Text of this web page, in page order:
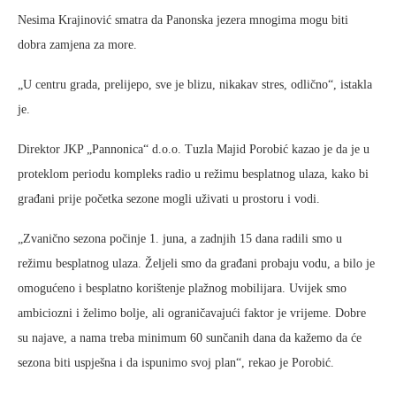
Nesima Krajinović smatra da Panonska jezera mnogima mogu biti
dobra zamjena za more.
„U centru grada, prelijepo, sve je blizu, nikakav stres, odlično“, istakla
je.
Direktor JKP „Pannonica“ d.o.o. Tuzla Majid Porobić kazao je da je u
proteklom periodu kompleks radio u režimu besplatnog ulaza, kako bi
građani prije početka sezone mogli uživati u prostoru i vodi.
„Zvanično sezona počinje 1. juna, a zadnjih 15 dana radili smo u
režimu besplatnog ulaza. Željeli smo da građani probaju vodu, a bilo je
omogućeno i besplatno korištenje plažnog mobilijara. Uvijek smo
ambiciozni i želimo bolje, ali ograničavajući faktor je vrijeme. Dobre
su najave, a nama treba minimum 60 sunčanih dana da kažemo da će
sezona biti uspješna i da ispunimo svoj plan“, rekao je Porobić.